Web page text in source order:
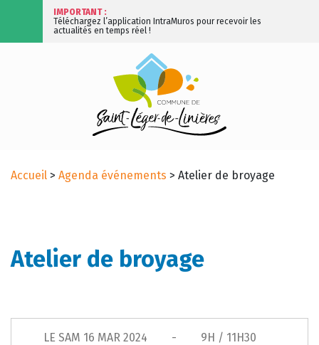
IMPORTANT :
Téléchargez l’application IntraMuros pour recevoir les
actualités en temps réel !
Accueil > Agenda événements > Atelier de broyage
Atelier de broyage
LE SAM 16 MAR 2024 9H / 11H30